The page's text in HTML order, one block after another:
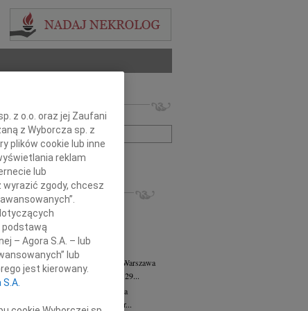
lub numer ogłoszenia:
+ szukanie zaawansowane
Warszawa
Wydziału dr hab. Julii Kubisie,...
Warszawa
i dzielnej Marylce Butruk...
Duniec
Warszawa
żalem przyjęliśmy wiadomość, że 29...
Kościelska
Warszawa
3 sierpnia 2026 roku zmarła Profesor...
z o.o. oraz jej Zaufani
z Wyborcza sp. z
plików cookie lub inne
reklam
lub
zgody, chcesz
podstawą
– Agora S.A. – lub
lub
jest kierowany.